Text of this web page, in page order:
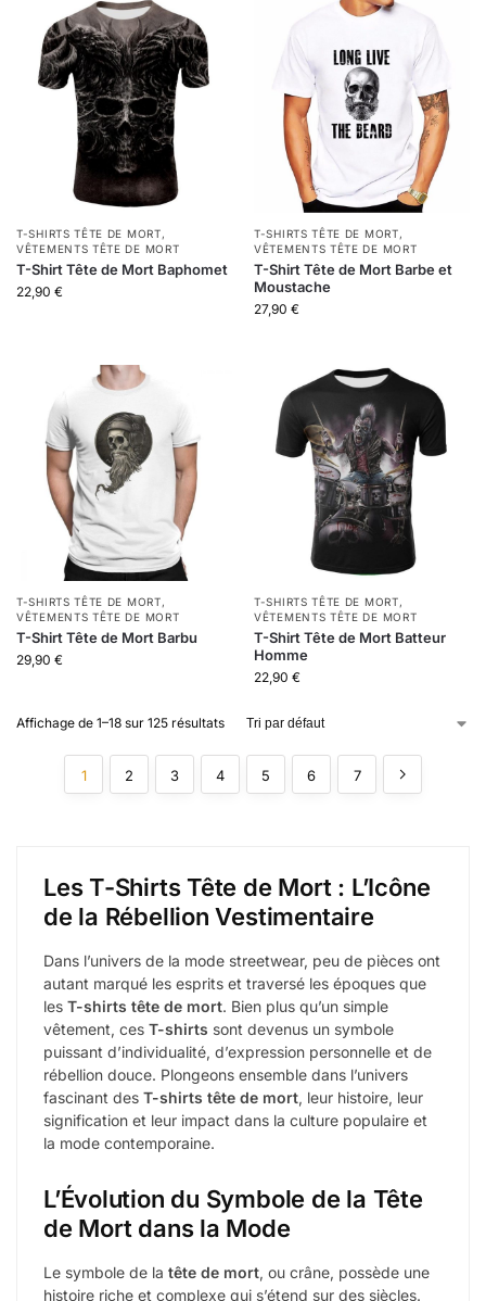
T-SHIRTS TÊTE DE MORT,
VÊTEMENTS TÊTE DE MORT
T-Shirt Tête de Mort Baphomet
22,90 €
T-SHIRTS TÊTE DE MORT,
VÊTEMENTS TÊTE DE MORT
T-Shirt Tête de Mort Barbe et
Moustache
27,90 €
T-SHIRTS TÊTE DE MORT,
VÊTEMENTS TÊTE DE MORT
T-Shirt Tête de Mort Barbu
29,90 €
T-SHIRTS TÊTE DE MORT,
VÊTEMENTS TÊTE DE MORT
T-Shirt Tête de Mort Batteur
Homme
22,90 €
Affichage de 1–18 sur 125 résultats
1 2 3 4 5 6 7
Les T-Shirts Tête de Mort : L’Icône
de la Rébellion Vestimentaire
Dans l’univers de la mode streetwear, peu de pièces ont
autant marqué les esprits et traversé les époques que
les T-shirts tête de mort. Bien plus qu’un simple
vêtement, ces T-shirts sont devenus un symbole
puissant d’individualité, d’expression personnelle et de
rébellion douce. Plongeons ensemble dans l’univers
fascinant des T-shirts tête de mort, leur histoire, leur
signification et leur impact dans la culture populaire et
la mode contemporaine.
L’Évolution du Symbole de la Tête
de Mort dans la Mode
Le symbole de la tête de mort, ou crâne, possède une
histoire riche et complexe qui s’étend sur des siècles.